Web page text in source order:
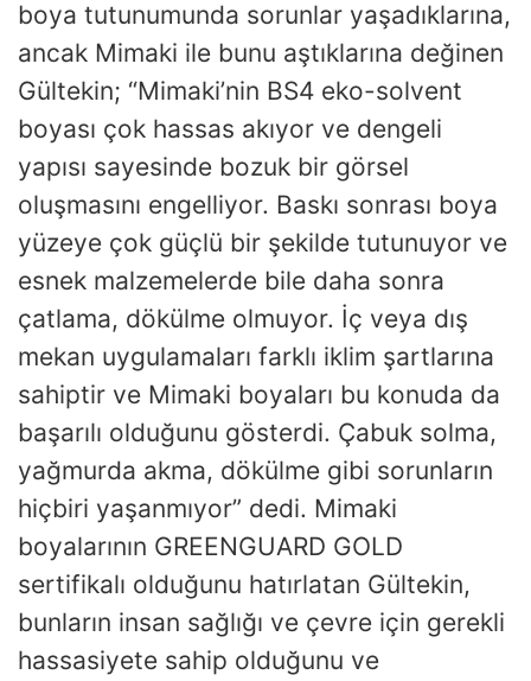
boya tutunumunda sorunlar yaşadıklarına,
ancak Mimaki ile bunu aştıklarına değinen
Gültekin; “Mimaki’nin BS4 eko-solvent
boyası çok hassas akıyor ve dengeli
yapısı sayesinde bozuk bir görsel
oluşmasını engelliyor. Baskı sonrası boya
yüzeye çok güçlü bir şekilde tutunuyor ve
esnek malzemelerde bile daha sonra
çatlama, dökülme olmuyor. İç veya dış
mekan uygulamaları farklı iklim şartlarına
sahiptir ve Mimaki boyaları bu konuda da
başarılı olduğunu gösterdi. Çabuk solma,
yağmurda akma, dökülme gibi sorunların
hiçbiri yaşanmıyor” dedi. Mimaki
boyalarının GREENGUARD GOLD
sertifikalı olduğunu hatırlatan Gültekin,
bunların insan sağlığı ve çevre için gerekli
hassasiyete sahip olduğunu ve